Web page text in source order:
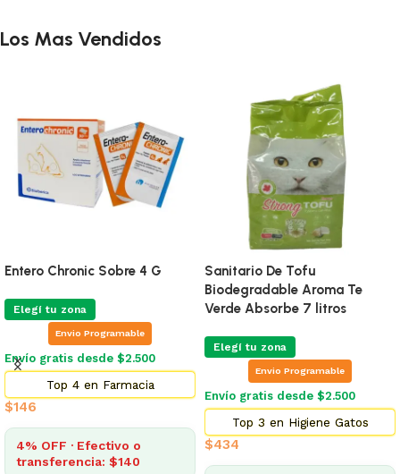
Los Mas Vendidos
Entero Chronic Sobre 4 G
Elegí tu zona
Envio Programable
Envío gratis desde $2.500
Top 4 en Farmacia
$146
4% OFF · Efectivo o
transferencia: $140
Sanitario De Tofu
Biodegradable Aroma Te
Verde Absorbe 7 litros
Elegí tu zona
Envio Programable
Envío gratis desde $2.500
Top 3 en Higiene Gatos
$434